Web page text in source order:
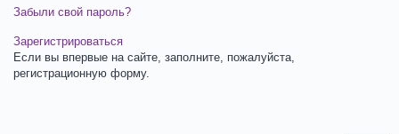
Забыли свой пароль?
Зарегистрироваться
Если вы впервые на сайте, заполните, пожалуйста,
регистрационную форму.